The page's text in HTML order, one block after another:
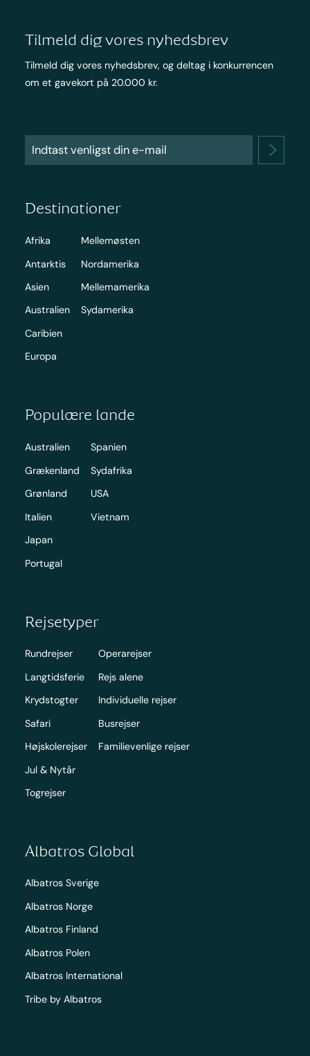
Tilmeld dig vores nyhedsbrev
Tilmeld dig vores nyhedsbrev, og deltag i konkurrencen
om et gavekort på 20.000 kr.
Destinationer
Afrika
Antarktis
Asien
Australien
Caribien
Europa
Mellemøsten
Nordamerika
Mellemamerika
Sydamerika
Populære lande
Australien
Grækenland
Grønland
Italien
Japan
Portugal
Spanien
Sydafrika
USA
Vietnam
Rejsetyper
Rundrejser
Langtidsferie
Krydstogter
Safari
Højskolerejser
Jul & Nytår
Togrejser
Operarejser
Rejs alene
Individuelle rejser
Busrejser
Familievenlige rejser
Albatros Global
Albatros Sverige
Albatros Norge
Albatros Finland
Albatros Polen
Albatros International
Tribe by Albatros